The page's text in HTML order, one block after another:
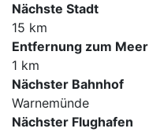
Nächste Stadt
15 km
Entfernung zum Meer
1 km
Nächster Bahnhof
Warnemünde
Nächster Flughafen